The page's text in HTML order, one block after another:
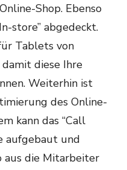
Shop. Ebenso
store” abgedeckt.
Tablets von
diese Ihre
Weiterhin ist
des Online-
kann das “Call
aufgebaut und
aus die Mitarbeiter